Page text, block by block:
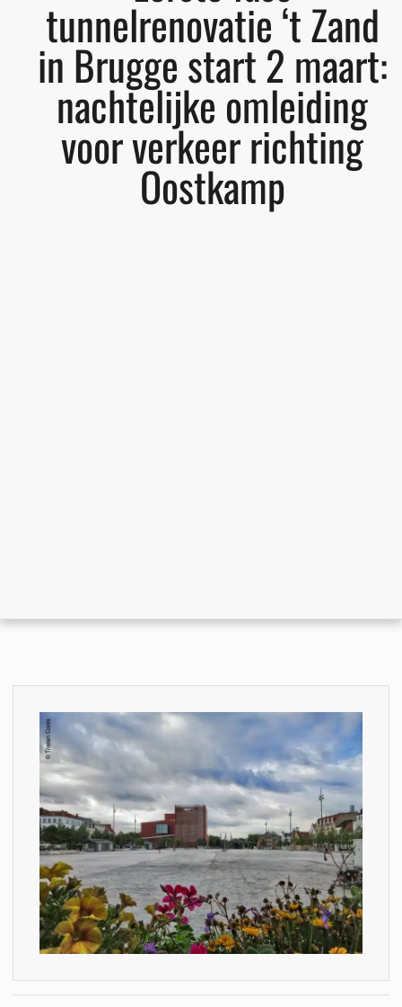
tunnelrenovatie ‘t Zand
in Brugge start 2 maart:
nachtelijke omleiding
voor verkeer richting
Oostkamp